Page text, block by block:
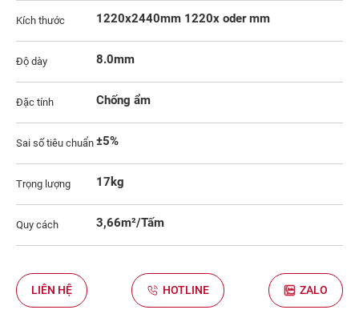
Kích thước 1220x2440mm 1220x oder mm
Độ dày 8.0mm
Đặc tính Chống ẩm
Sai số tiêu chuẩn ±5%
Trọng lượng 17kg
Quy cách 3,66m²/Tấm
LIÊN HỆ HOTLINE ZALO